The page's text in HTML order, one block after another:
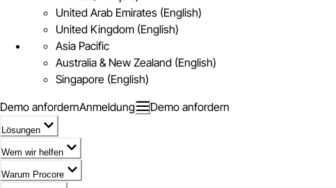
United Arab Emirates (English)
United Kingdom (English)
Asia Pacific
Australia & New Zealand (English)
Singapore (English)
Demo anfordernAnmeldung Demo anfordern
Lösungen
Wem wir helfen
Warum Procore